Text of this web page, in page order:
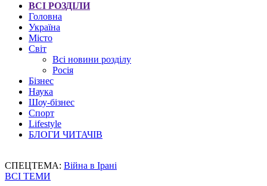
ВСІ РОЗДІЛИ
Головна
Україна
Місто
Світ
Всі новини розділу
Росія
Бізнес
Наука
Шоу-бізнес
Спорт
Lifestyle
БЛОГИ ЧИТАЧІВ
СПЕЦТЕМА: Війна в Ірані
ВСІ ТЕМИ